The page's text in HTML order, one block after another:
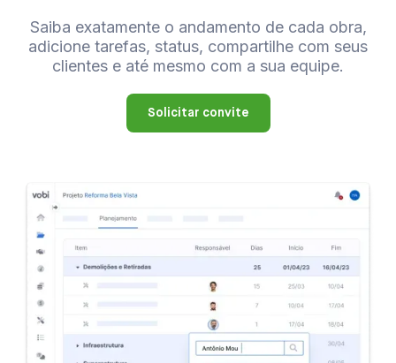
Saiba exatamente o andamento de cada obra,
adicione tarefas, status, compartilhe com seus
clientes e até mesmo com a sua equipe.
Solicitar convite